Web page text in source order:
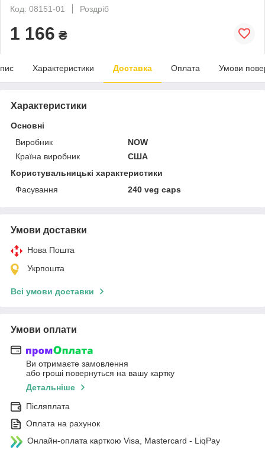
Код: 08151-01
Роздріб
1 166 ₴
Характеристики Доставка Оплата Умови
Характеристики
Основні
Виробник
NOW
Країна виробник
США
Користувальницькі характеристики
Фасування
240 veg caps
Умови доставки
Нова Пошта
Укрпошта
Всі умови доставки
Умови оплати
Ви отримаєте замовлення
або гроші повернуться на вашу картку
Детальніше
Післяплата
Оплата на рахунок
Онлайн-оплата карткою Visa, Mastercard - LiqPay